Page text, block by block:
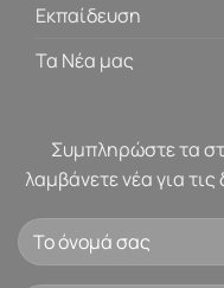
Εκπαίδευση
Τα Νέα μας
Συμπληρώστε τα
λαμβάνετε νέα για